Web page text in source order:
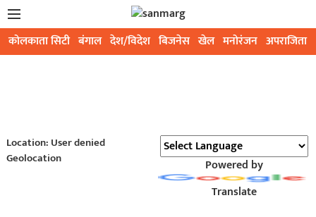
कोलकाता सिटी बंगाल देश/विदेश बिजनेस खेल मनोरंजन अपराजिता
Location: User denied
Geolocation
Powered by
Translate